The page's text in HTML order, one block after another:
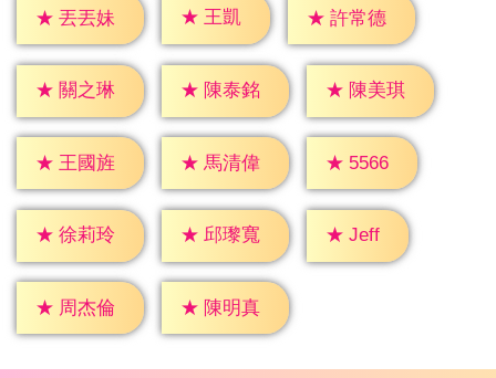
★ 丟丟妹 ★ 王凱 ★ 許常德
★ 關之琳 ★ 陳泰銘 ★ 陳美琪
★ 王國旌 ★ 馬清偉 ★ 5566
★ 徐莉玲 ★ 邱瓈寬 ★ Jeff
★ 周杰倫 ★ 陳明真